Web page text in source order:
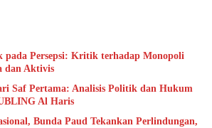
Persepsi: Kritik terhadap Monopoli
dan Aktivis
Saf Pertama: Analisis Politik dan Hukum
Al Haris
Bunda Paud Tekankan Perlindungan,